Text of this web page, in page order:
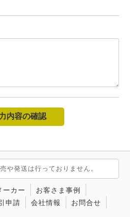
や発送は行っておりません。
ーカー
お客さま事例
申請 会社情報 お問合せ